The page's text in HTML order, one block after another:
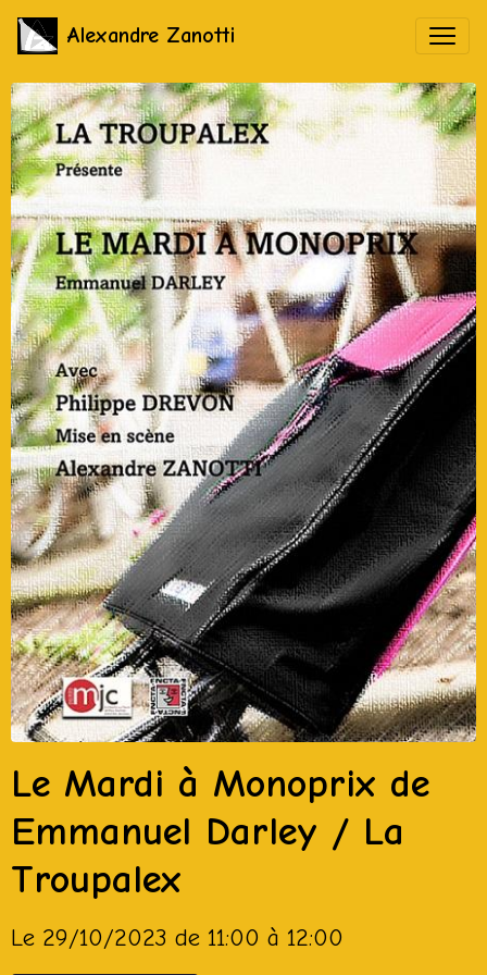
Alexandre Zanotti
Le Mardi à Monoprix de
Emmanuel Darley / La
Troupalex
Le 29/10/2023 de 11:00 à 12:00